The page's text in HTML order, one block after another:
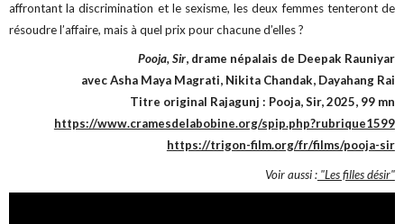
affrontant la discrimination et le sexisme, les deux femmes tenteront de
résoudre l’affaire, mais à quel prix pour chacune d’elles ?
Pooja, Sir, drame népalais de Deepak Rauniyar
avec Asha Maya Magrati, Nikita Chandak, Dayahang Rai
Titre original Rajagunj : Pooja, Sir, 2025, 99 mn
https://www.cramesdelabobine.org/spip.php?rubrique1599
https://trigon-film.org/fr/films/pooja-sir
Voir aussi :"Les filles désir"